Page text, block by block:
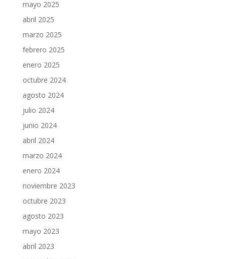
mayo 2025
abril 2025
marzo 2025
febrero 2025
enero 2025
octubre 2024
agosto 2024
julio 2024
junio 2024
abril 2024
marzo 2024
enero 2024
noviembre 2023
octubre 2023
agosto 2023
mayo 2023
abril 2023